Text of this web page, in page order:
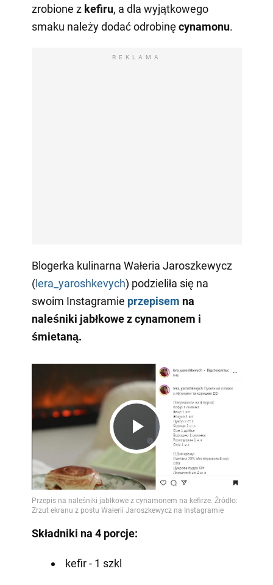
zrobione z kefiru, a dla wyjątkowego
smaku należy dodać odrobinęcynamonu.
REKLAMA
Blogerka kulinarna Wałeria Jaroszkewycz
(lera_yaroshkevych) podzieliła się na
swoim Instagramie przepisem na
naleśniki jabłkowe z cynamonem i
śmietaną.
Play
Video
Składniki na 4 porcje:
kefir - 1 szkl